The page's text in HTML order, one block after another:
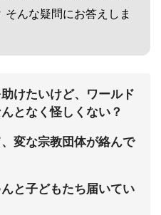
そんな疑問にお答えしま
けたいけど、ワールド
となく怪しくない？
変な宗教団体が絡んで
と子どもたち届いてい